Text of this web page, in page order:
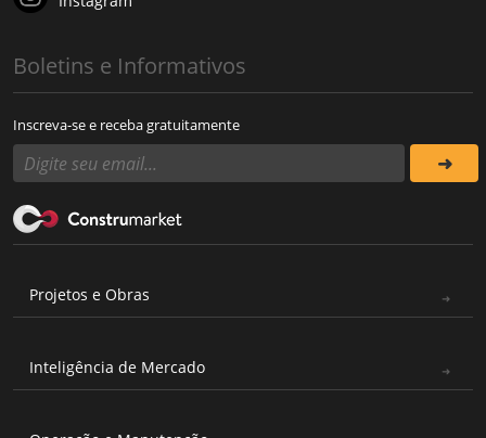
Boletins e Informativos
Inscreva-se e receba gratuitamente
Projetos e Obras
Inteligência de Mercado